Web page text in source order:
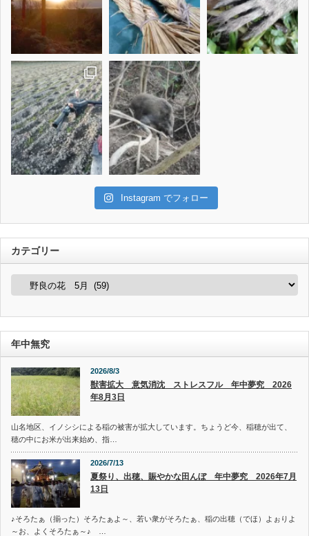
Instagram でフォロー
カテゴリー
カ
ー
年中無究
2026/8/3
獣害拡大 意気消沈 ストレスフル 年中夢究 2026
年8月3日
山名地区、イノシシによる稲の被害が拡大しています。ちょうど今、稲穂が出て、
穂の中にお米が出来始め、指…
2026/7/13
夏祭り、出穂、賑やかな田んぼ 年中夢究 2026年7月
13日
♪そろたぁ（揃った）そろたぁよ～、若い衆がそろたぁ、稲の出穂（でほ）よぉりよ
～お、よくそろたぁ～♪ …